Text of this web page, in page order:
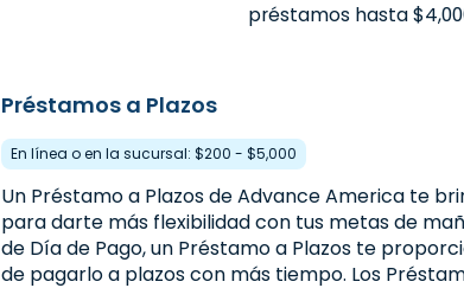
préstamos hasta
Préstamos a Plazos
En línea o en la sucursal: $200 - $5,000
Un Préstamo a Plazos de Advance America te
para darte más flexibilidad con tus metas de
de Día de Pago, un Préstamo a Plazos te
de pagarlo a plazos con más tiempo. Los